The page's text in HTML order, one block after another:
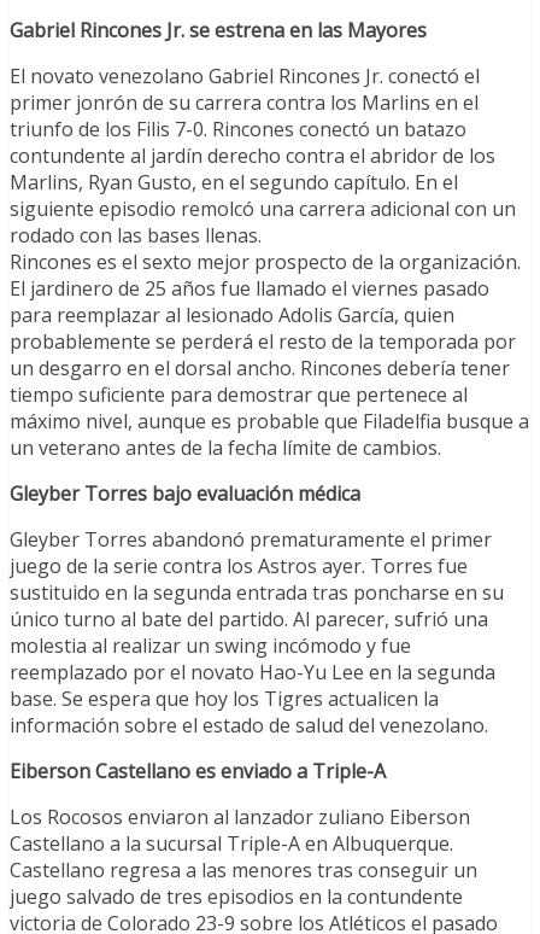
Gabriel Rincones Jr. se estrena en las Mayores
El novato venezolano Gabriel Rincones Jr. conectó el
primer jonrón de su carrera contra los Marlins en el
triunfo de los Filis 7-0. Rincones conectó un batazo
contundente al jardín derecho contra el abridor de los
Marlins, Ryan Gusto, en el segundo capítulo. En el
siguiente episodio remolcó una carrera adicional con un
rodado con las bases llenas.
Rincones es el sexto mejor prospecto de la organización.
El jardinero de 25 años fue llamado el viernes pasado
para reemplazar al lesionado Adolis García, quien
probablemente se perderá el resto de la temporada por
un desgarro en el dorsal ancho. Rincones debería tener
tiempo suficiente para demostrar que pertenece al
máximo nivel, aunque es probable que Filadelfia busque a
un veterano antes de la fecha límite de cambios.
Gleyber Torres bajo evaluación médica
Gleyber Torres abandonó prematuramente el primer
juego de la serie contra los Astros ayer. Torres fue
sustituido en la segunda entrada tras poncharse en su
único turno al bate del partido. Al parecer, sufrió una
molestia al realizar un swing incómodo y fue
reemplazado por el novato Hao-Yu Lee en la segunda
base. Se espera que hoy los Tigres actualicen la
información sobre el estado de salud del venezolano.
Eiberson Castellano es enviado a Triple-A
Los Rocosos enviaron al lanzador zuliano Eiberson
Castellano a la sucursal Triple-A en Albuquerque.
Castellano regresa a las menores tras conseguir un
juego salvado de tres episodios en la contundente
victoria de Colorado 23-9 sobre los Atléticos el pasado